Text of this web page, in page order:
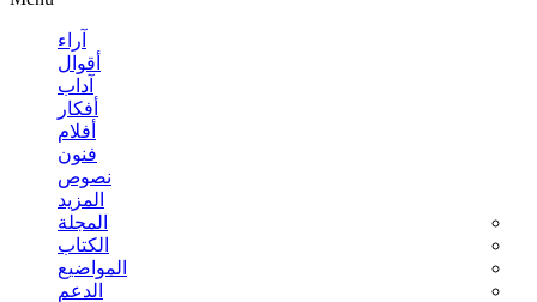
آراء
أقوال
آداب
أفكار
أفلام
فنون
نصوص
المزيد
المجلة
الكتاب
المواضيع
الدعم